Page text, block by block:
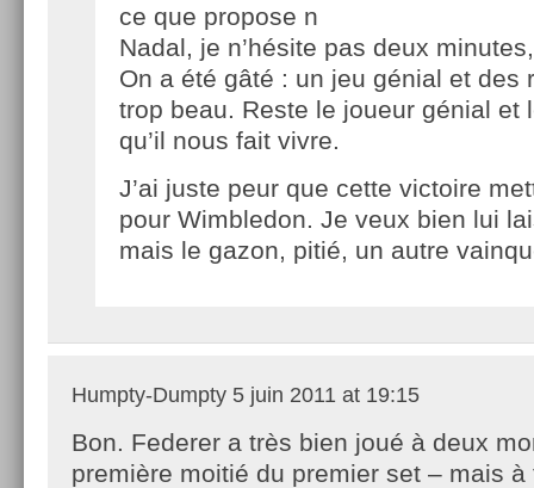
ce que propose n
Nadal, je n’hésite pas deux
On a été gâté : un jeu génial et des
trop beau. Reste le joueur génial et
qu’il nous fait vivre.
J’ai juste peur que cette victoire
pour Wimbledon. Je veux bien lui
mais le gazon, pitié, un autre
Humpty-Dumpty 5 juin 2011 at 19:15
Bon. Federer a très bien joué à deux
première moitié du premier set – mais à